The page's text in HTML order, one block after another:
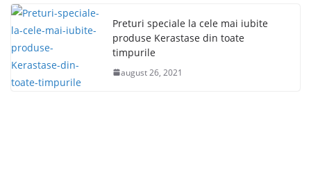
Preturi speciale la cele mai iubite
produse Kerastase din toate
timpurile
august 26, 2021